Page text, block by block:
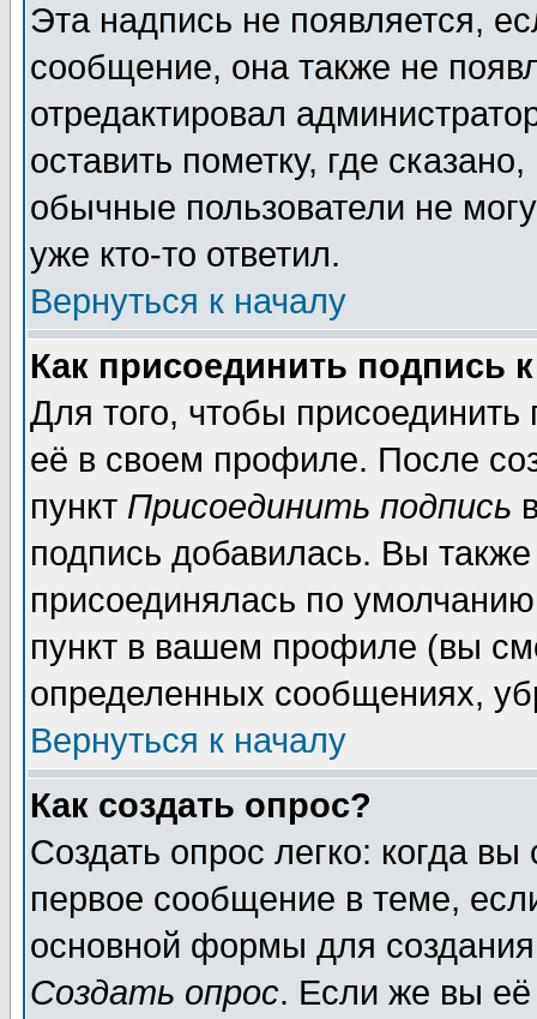
Эта надпись не появляется,
сообщение, она также не
отредактировал
оставить пометку, где
обычные пользователи не
уже кто-то ответил.
Вернуться к началу
Как присоединить подпись
Для того, чтобы
её в своем профиле. После
пункт Присоединить подпись
подпись добавилась. Вы
присоединялась по
пункт в вашем профиле (вы
определенных сообщениях,
Вернуться к началу
Как создать опрос?
Создать опрос легко: когда
первое сообщение в теме,
основной формы для
Создать опрос. Если же вы её